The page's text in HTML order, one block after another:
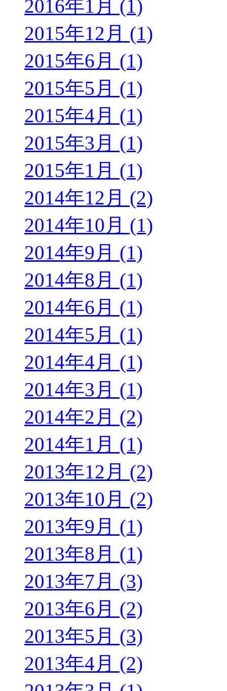
2016年1月 (1)
2015年12月 (1)
2015年6月 (1)
2015年5月 (1)
2015年4月 (1)
2015年3月 (1)
2015年1月 (1)
2014年12月 (2)
2014年10月 (1)
2014年9月 (1)
2014年8月 (1)
2014年6月 (1)
2014年5月 (1)
2014年4月 (1)
2014年3月 (1)
2014年2月 (2)
2014年1月 (1)
2013年12月 (2)
2013年10月 (2)
2013年9月 (1)
2013年8月 (1)
2013年7月 (3)
2013年6月 (2)
2013年5月 (3)
2013年4月 (2)